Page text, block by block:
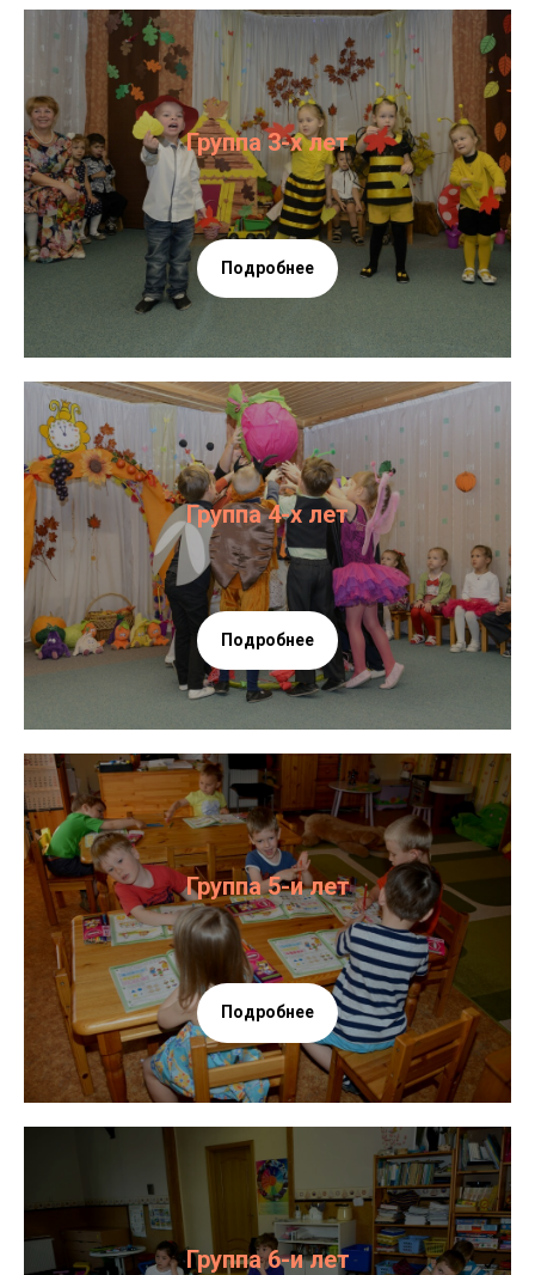
Группа 3-х лет
Подробнее
Группа 4-х лет
Подробнее
Группа 5-и лет
Подробнее
Группа 6-и лет